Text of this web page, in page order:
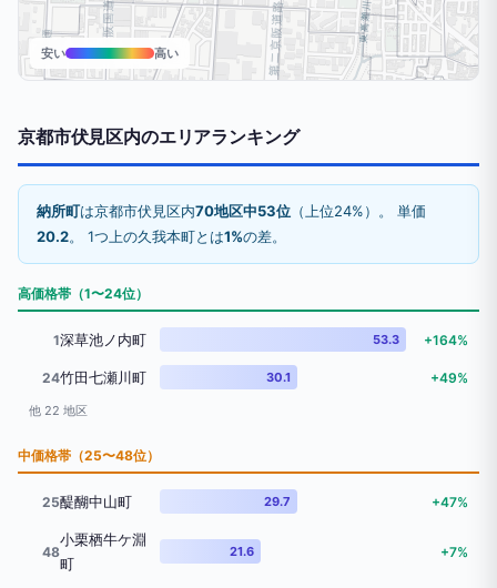
安い 高い
京都市伏見区内のエリアランキング
納所町は京都市伏見区内70地区中53位 （上位24%）。 単価
20.2。 1つ上の久我本町とは1%の差。
高価格帯（1〜24位）
1深草池ノ内町 53.3 +164%
24竹田七瀬川町 30.1 +49%
他 22 地区
中価格帯（25〜48位）
25醍醐中山町 29.7 +47%
48
小栗栖牛ケ淵
町
21.6 +7%